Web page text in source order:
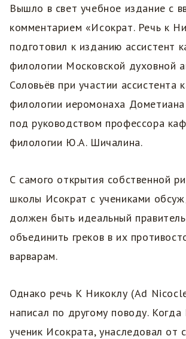
Вышло в свет учебное издание с
комментарием «Исократ. Речь к
подготовил к изданию ассистент
филологии Московской духовной
Соловьёв при участии ассистента
филологии иеромонаха
под руководством профессора
филологии Ю.А. Шичалина.
С самого открытия собственной
школы Исократ с учениками
должен быть идеальный
объединить греков в их
варварам.
Однако речь К Никоклу (Ad
написал по другому поводу. Когда
ученик Исократа, унаследовал от